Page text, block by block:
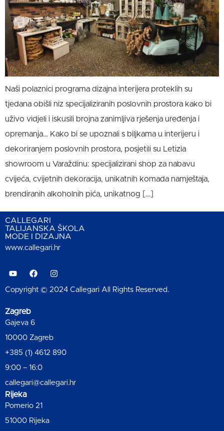
Naši polaznici programa dizajna interijera proteklih su
tjedana obišli niz specijaliziranih poslovnih prostora kako bi
uživo vidjeli i iskusili brojna zanimljiva rješenja uređenja i
opremanja… Kako bi se upoznali s biljkama u interijeru i
dekoriranjem poslovnih prostora, posjetili su Letizia
showroom u Varaždinu: specijalizirani shop za nabavu
cvijeća, cvijetnih dekoracija, unikatnih komada namještaja,
brendiranih alkoholnih pića, unikatnog […]
CALLEGARI
TALIJANSKA ŠKOLA
MODE I DIZAJNA
www.callegari.hr
Copyright © 2024 Callegari All Rights Reserved.
Zagreb
Gajeva 6
10000 Zagreb
+385 (1) 4612 890
9:00 – 16:0
callegari@callegari.hr
Rijeka
Pomerio 21
51000 Rijeka